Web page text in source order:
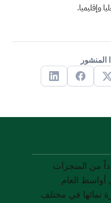
وإقليميا.
X
Facebook
Linkedin
من المنجزات
أواسط العام
نمائها في مختلف